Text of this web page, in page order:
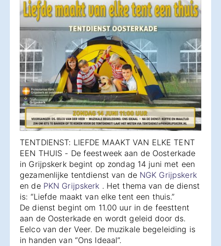
TENTDIENST: LIEFDE MAAKT VAN ELKE TENT
EEN THUIS - De feestweek aan de Oosterkade
in Grijpskerk begint op zondag 14 juni met een
gezamenlijke tentdienst van de NGK Grijpskerk
en de PKN Grijpskerk . Het thema van de dienst
is: “Liefde maakt van elke tent een thuis.”
De dienst begint om 11.00 uur in de feesttent
aan de Oosterkade en wordt geleid door ds.
Eelco van der Veer. De muzikale begeleiding is
in handen van “Ons Ideaal”.